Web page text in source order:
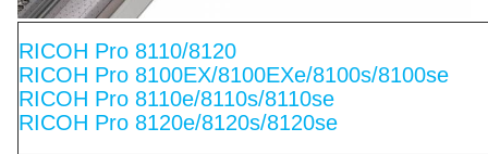
RICOH Pro 8110/8120
RICOH Pro 8100EX/8100EXe/8100s/8100se
RICOH Pro 8110e/8110s/8110se
RICOH Pro 8120e/8120s/8120se